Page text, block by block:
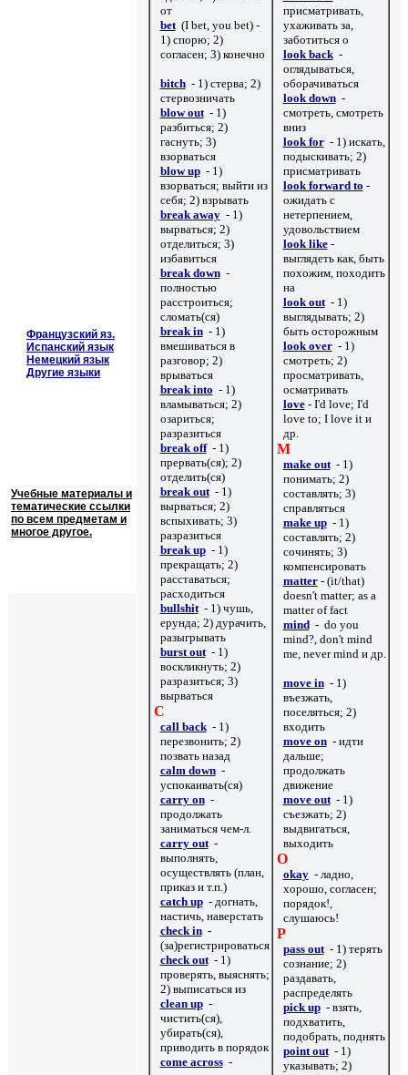
от
bet (I bet, you bet) -
1) спорю; 2)
согласен; 3) конечно
bitch - 1) стерва; 2)
стервозничать
blow out - 1)
разбиться; 2)
гаснуть; 3)
взорваться
blow up- 1)
взорваться; выйти из
себя; 2) взрывать
break away - 1)
вырваться; 2)
отделиться; 3)
избавиться
break down -
полностью
расстроиться;
сломать(ся)
break in - 1)
вмешиваться в
разговор; 2)
врываться
break into - 1)
вламываться; 2)
озариться;
разразиться
break off - 1)
прервать(ся); 2)
отделить(ся)
break out - 1)
вырваться; 2)
вспыхивать; 3)
разразиться
break up - 1)
прекращать; 2)
расставаться;
расходиться
bullshit - 1) чушь,
ерунда; 2) дурачить,
разыгрывать
burst out - 1)
воскликнуть; 2)
разразиться; 3)
вырваться
C
call back - 1)
перезвонить; 2)
позвать назад
calm down -
успокаивать(ся)
carry on -
продолжать
заниматься чем-л.
carry out -
выполнять,
осуществлять (план,
приказ и т.п.)
catch up - догнать,
настичь, наверстать
check in -
(за)регистрироваться
check out - 1)
проверять, выяснять;
2) выписаться из
clean up -
чистить(ся),
убирать(ся),
приводить в порядок
come across -
присматривать,
ухаживать за,
заботиться о
look back -
оглядываться,
оборачиваться
look down -
смотреть, смотреть
вниз
look for - 1) искать,
подыскивать; 2)
присматривать
look forward to -
ожидать с
нетерпением,
удовольствием
look like -
выглядеть как, быть
похожим, походить
на
look out - 1)
выглядывать; 2)
быть осторожным
look over - 1)
смотреть; 2)
просматривать,
осматривать
love- I'd love; I'd
love to; I love it и
др.
M
make out - 1)
понимать; 2)
составлять; 3)
справляться
make up - 1)
составлять; 2)
сочинять; 3)
компенсировать
matter- (it/that)
doesn't matter; as a
matter of fact
mind - do you
mind?, don't mind
me, never mind и др.
move in - 1)
въезжать,
поселяться; 2)
входить
move on - идти
дальше;
продолжать
движение
move out - 1)
съезжать; 2)
выдвигаться,
выходить
O
okay- ладно,
хорошо, согласен;
порядок!,
слушаюсь!
P
pass out - 1) терять
сознание; 2)
раздавать,
распределять
pick up - взять,
подхватить,
подобрать, поднять
point out - 1)
указывать; 2)
Французский яз.
Испанский язык
Немецкий язык
Другие языки
Учебные материалы и
тематические ссылки
по всем предметам и
многое другое.